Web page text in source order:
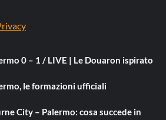
0 – 1 / LIVE | Le Douaron ispirato
le formazioni ufficiali
City – Palermo: cosa succede in